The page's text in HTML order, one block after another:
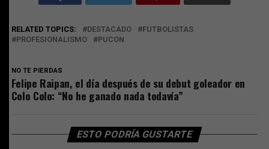
RELATED TOPICS: DESTACADO
FUTBOLISTAS
PROFESIONALISMO
PUCON
NO TE PIERDAS
Felipe Raipan, el día después de su debut goleador en
Colo Colo: “No he ganado nada todavía”
ESTO PODRÍA GUSTARTE